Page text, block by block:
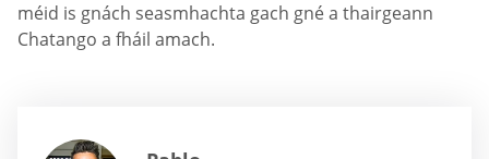
méid is gnách seasmhachta gach gné a thairgeann
Chatango a fháil amach.